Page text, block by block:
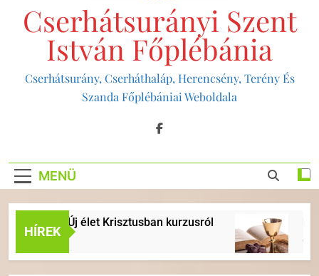
Cserhátsurányi Szent
István Főplébánia
Cserhátsurány, Cserháthaláp, Herencsény, Terény És
Szanda Főplébániai Weboldala
MENÜ
HÍREK
Új élet Krisztusban kurzusról ÉVKÖZI 18.
6 Nap Ezelőtt